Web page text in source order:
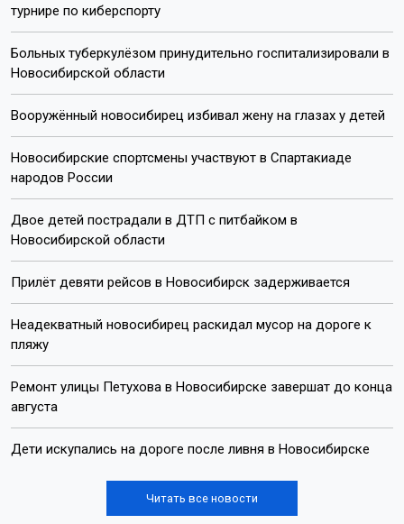
турнире по киберспорту
Больных туберкулёзом принудительно госпитализировали в
Новосибирской области
Вооружённый новосибирец избивал жену на глазах у детей
Новосибирские спортсмены участвуют в Спартакиаде
народов России
Двое детей пострадали в ДТП с питбайком в
Новосибирской области
Прилёт девяти рейсов в Новосибирск задерживается
Неадекватный новосибирец раскидал мусор на дороге к
пляжу
Ремонт улицы Петухова в Новосибирске завершат до конца
августа
Дети искупались на дороге после ливня в Новосибирске
Читать все новости